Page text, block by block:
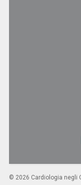
© 2026 Cardiologia negli